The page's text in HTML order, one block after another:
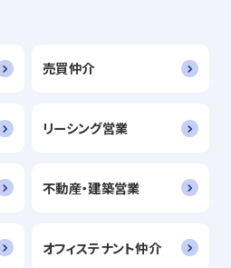
売買仲介
リーシング営業
不動産・建築営業
オフィステナント仲介